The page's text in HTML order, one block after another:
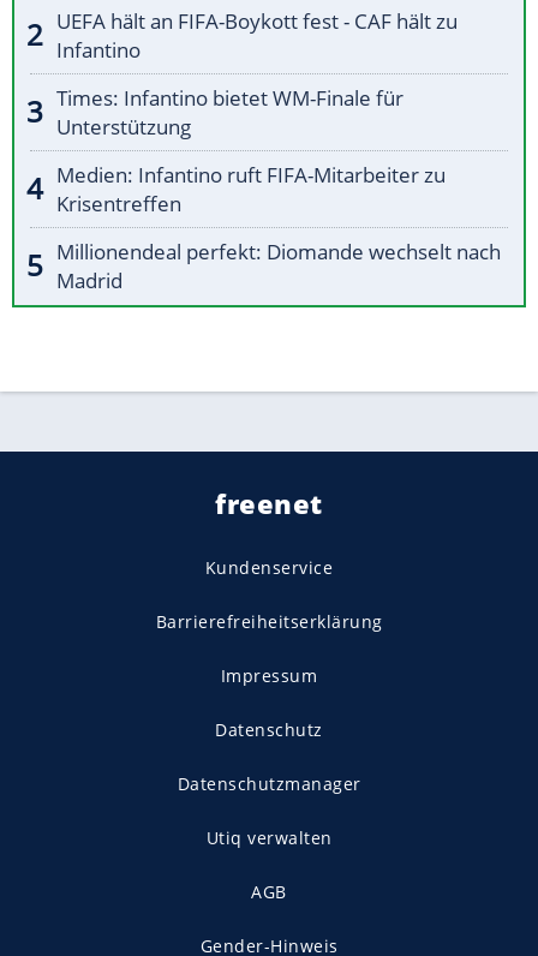
UEFA hält an FIFA-Boykott fest - CAF hält zu
Infantino
Times: Infantino bietet WM-Finale für
Unterstützung
Medien: Infantino ruft FIFA-Mitarbeiter zu
Krisentreffen
Millionendeal perfekt: Diomande wechselt nach
Madrid
freenet
Kundenservice
Barrierefreiheitserklärung
Impressum
Datenschutz
Datenschutzmanager
Utiq verwalten
AGB
Gender-Hinweis